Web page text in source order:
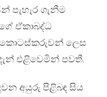
පැහැර ගැනීම
‍ඒකාබද්ධ
කොටස්කරුවන් ලෙස
එළිවෙමින් පවතී.
අයුරු පිළිබඳ සිය